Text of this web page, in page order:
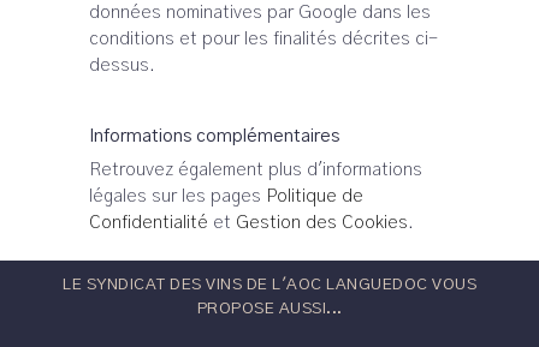
données nominatives par Google dans les
conditions et pour les finalités décrites ci-
dessus.
Informations complémentaires
Retrouvez également plus d'informations
légales sur les pages Politique de
Confidentialité et Gestion des Cookies.
LE SYNDICAT DES VINS DE L'AOC LANGUEDOC VOUS
PROPOSE AUSSI...